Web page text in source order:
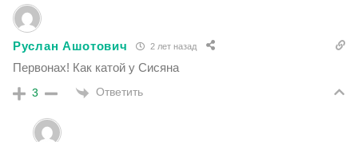
Руслан Ашотович 2 лет назад
Первонах! Как катой у Сисяна
3 Ответить